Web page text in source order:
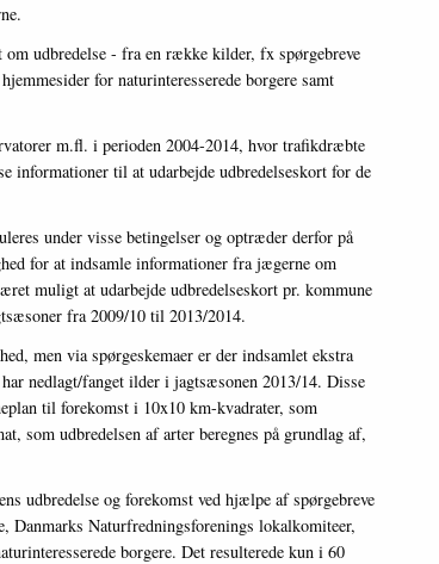
udbredelse - fra en række kilder, fx spørgebreve
for naturinteresserede borgere samt
m.fl. i perioden 2004-2014, hvor trafikdræbte
til at udarbejde udbredelseskort for de
under visse betingelser og optræder derfor på
for at indsamle informationer fra jægerne om
muligt at udarbejde udbredelseskort pr. kommune
fra 2009/10 til 2013/2014.
men via spørgeskemaer er der indsamlet ekstra
nedlagt/fanget ilder i jagtsæsonen 2013/14. Disse
til forekomst i 10x10 km-kvadrater, som
som udbredelsen af arter beregnes på grundlag af,
udbredelse og forekomst ved hjælpe af spørgebreve
Danmarks Naturfredningsforenings lokalkomiteer,
borgere. Det resulterede kun i 60